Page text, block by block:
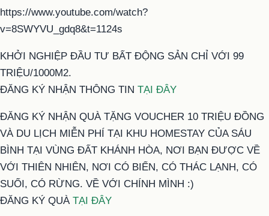
https://www.youtube.com/watch?
v=8SWYVU_gdq8&t=1124s
KHỞI NGHIỆP ĐẦU TƯ BẤT ĐỘNG SẢN CHỈ VỚI 99
TRIỆU/1000M2.
ĐĂNG KÝ NHẬN THÔNG TIN TẠI ĐÂY
ĐĂNG KÝ NHẬN QUÀ TẶNG VOUCHER 10 TRIỆU ĐỒNG
VÀ DU LỊCH MIỄN PHÍ TẠI KHU HOMESTAY CỦA SÁU
BÌNH TẠI VÙNG ĐẤT KHÁNH HÒA, NƠI BẠN ĐƯỢC VỀ
VỚI THIÊN NHIÊN, NƠI CÓ BIỂN, CÓ THÁC LẠNH, CÓ
SUỐI, CÓ RỪNG. VỀ VỚI CHÍNH MÌNH :)
ĐĂNG KÝ QUÀ TẠI ĐÂY